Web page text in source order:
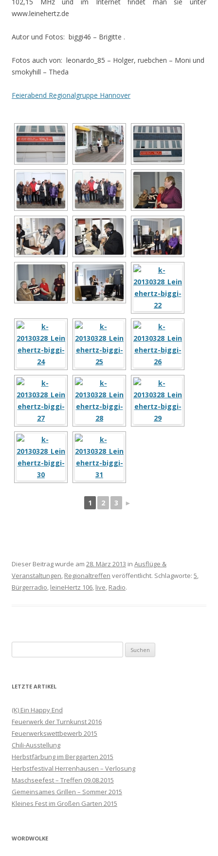
www.leinehertz.de
Autor und Fotos: biggi46 – Brigitte .
Fotos auch von: leonardo_85 – Holger, ruebchen – Moni und
smokyhill – Theda
Feierabend Regionalgruppe Hannover
1 2 3 ►
Dieser Beitrag wurde am 28. März 2013 in Ausflüge &
Veranstaltungen, Regionaltreffen veröffentlicht. Schlagworte: 5,
Bürgerradio, leineHertz 106, live, Radio.
nach:
LETZTE ARTIKEL
(K) Ein Happy End
Feuerwerk der Turnkunst 2016
Feuerwerkswettbewerb 2015
Chili-Ausstellung
Herbstfärbung im Berggarten 2015
Herbstfestival Herrenhausen – Verlosung
Maschseefest – Treffen 09.08.2015
Gemeinsames Grillen – Sommer 2015
Kleines Fest im Großen Garten 2015
WORDWOLKE